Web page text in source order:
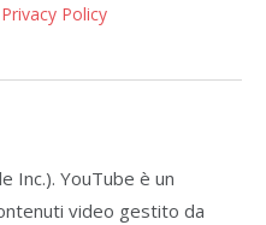
Privacy Policy
Inc.). YouTube è un
video gestito da